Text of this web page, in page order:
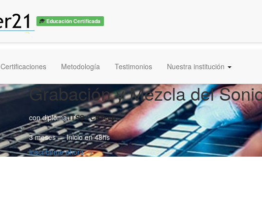
Educación Certificada
Certificaciones Metodología Testimonios Nuestra institución
Grabación y Mezcla del
con diplomaITSS / CBTech
3 meses — Inicio en 48hs
Inscribirme ahora →